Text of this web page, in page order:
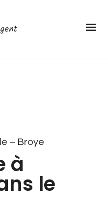
– Broye
à
le